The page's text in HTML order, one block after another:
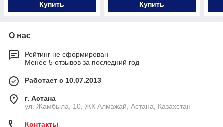
Купить Купить
О нас
Рейтинг не сформирован
Менее 5 отзывов за последний год
Работает с 10.07.2013
г. Астана
ул. Жамбыла, 10, ЖК Алмажай, Астана, Казахстан
Контакты